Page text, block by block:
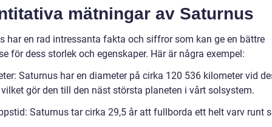
mätningar av Saturnus
har en rad intressanta fakta och siffror som kan ge en bättre
för dess storlek och egenskaper. Här är några exempel:
Saturnus har en diameter på cirka 120 536 kilometer vid
vilket gör den till den näst största planeten i vårt solsystem.
Saturnus tar cirka 29,5 år att fullborda ett helt varv runt